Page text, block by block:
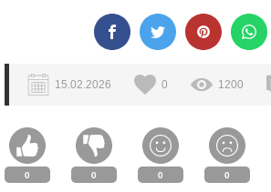
15.02.2026 0 1200
0 0 0 0